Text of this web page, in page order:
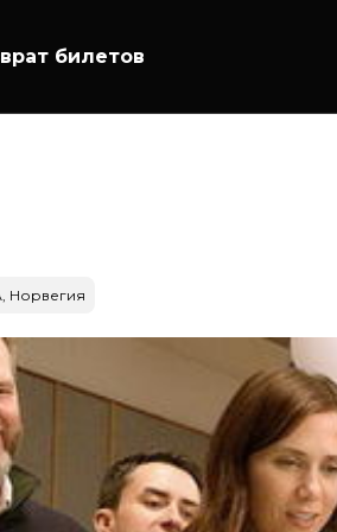
билетов
Норвегия